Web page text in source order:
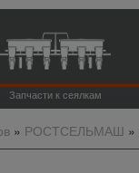
Запчасти к сеялкам
» РОСТСЕЛЬМАШ »